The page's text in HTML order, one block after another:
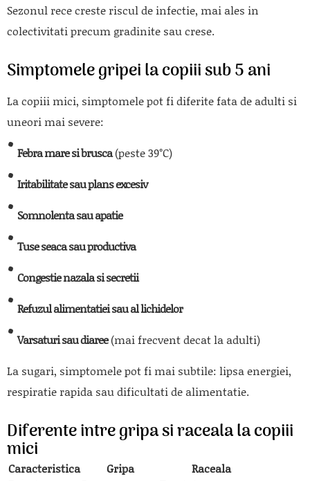
Sezonul rece creste riscul de infectie, mai ales in
colectivitati precum gradinite sau crese.
Simptomele gripei la copiii sub 5 ani
La copiii mici, simptomele pot fi diferite fata de adulti si
uneori mai severe:
Febra mare si brusca(peste 39°C)
Iritabilitate sau plans excesiv
Somnolenta sau apatie
Tuse seaca sau productiva
Congestie nazala si secretii
Refuzul alimentatiei sau al lichidelor
Varsaturi sau diaree(mai frecvent decat la adulti)
La sugari, simptomele pot fi mai subtile: lipsa energiei,
respiratie rapida sau dificultati de alimentatie.
Diferente intre gripa si raceala la copiii
mici
Caracteristica Gripa
Raceala